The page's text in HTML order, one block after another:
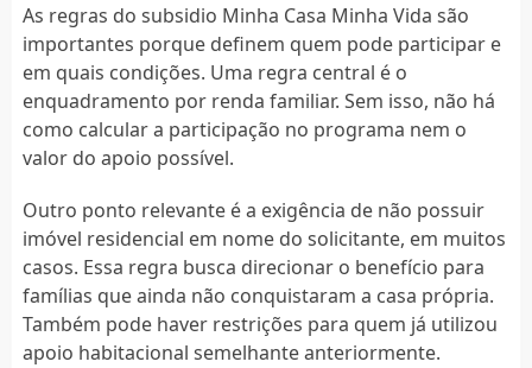
As regras do subsidio Minha Casa Minha Vida são
importantes porque definem quem pode participar e
em quais condições. Uma regra central é o
enquadramento por renda familiar. Sem isso, não há
como calcular a participação no programa nem o
valor do apoio possível.
Outro ponto relevante é a exigência de não possuir
imóvel residencial em nome do solicitante, em muitos
casos. Essa regra busca direcionar o benefício para
famílias que ainda não conquistaram a casa própria.
Também pode haver restrições para quem já utilizou
apoio habitacional semelhante anteriormente.